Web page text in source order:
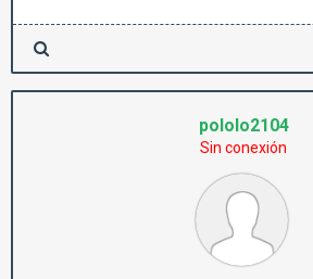
pololo2104
Sin conexión